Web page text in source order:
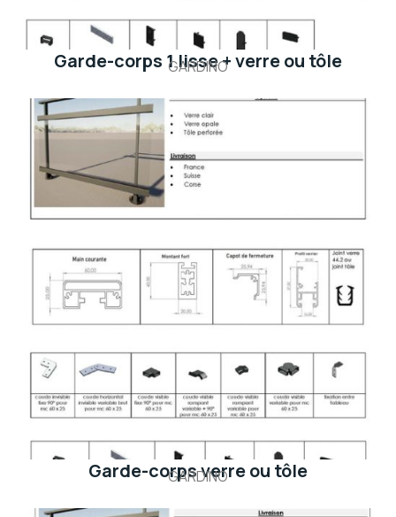
Garde-corps 1 lisse + verre ou tôle
GARDINO
Garde-corps verre ou tôle
GARDINO